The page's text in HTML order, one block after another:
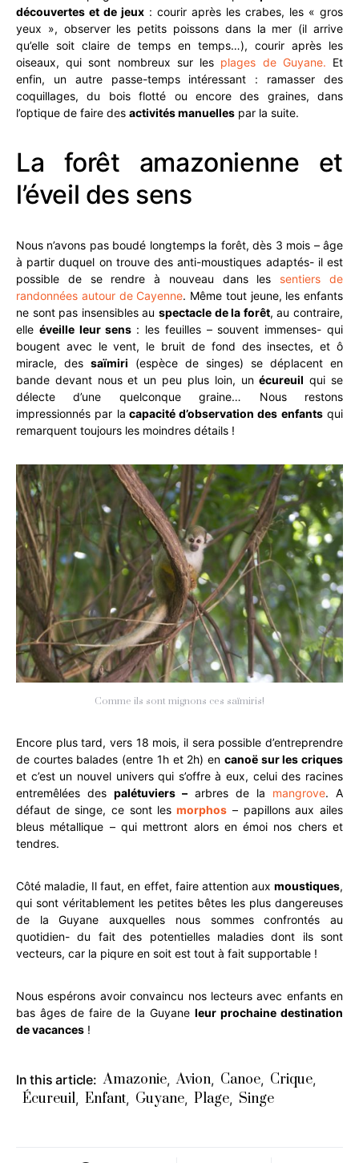
découvertes et de jeux : courir après les crabes, les « gros
yeux », observer les petits poissons dans la mer (il arrive
qu’elle soit claire de temps en temps…), courir après les
oiseaux, qui sont nombreux sur les plages de Guyane. Et
enfin, un autre passe-temps intéressant : ramasser des
coquillages, du bois flotté ou encore des graines, dans
l’optique de faire des activités manuelles par la suite.
La forêt amazonienne et
l’éveil des sens
Nous n’avons pas boudé longtemps la forêt, dès 3 mois – âge
à partir duquel on trouve des anti-moustiques adaptés- il est
possible de se rendre à nouveau dans les sentiers de
randonnées autour de Cayenne. Même tout jeune, les enfants
ne sont pas insensibles au spectacle de la forêt, au contraire,
elle éveille leur sens : les feuilles – souvent immenses- qui
bougent avec le vent, le bruit de fond des insectes, et ô
miracle, des saïmiri (espèce de singes) se déplacent en
bande devant nous et un peu plus loin, unécureuil qui se
délecte d’une quelconque graine… Nous restons
impressionnés par la capacité d’observation des enfantsqui
remarquent toujours les moindres détails !
Comme ils sont mignons ces saïmiris!
Encore plus tard, vers 18 mois, il sera possible d’entreprendre
de courtes balades (entre 1h et 2h) en canoë sur les criques
et c’est un nouvel univers qui s’offre à eux, celui des racines
entremêlées des palétuviers – arbres de la mangrove. A
défaut de singe, ce sont les morphos – papillons aux ailes
bleus métallique – qui mettront alors en émoi nos chers et
tendres.
Côté maladie, Il faut, en effet, faire attention aux moustiques,
qui sont véritablement les petites bêtes les plus dangereuses
de la Guyane auxquelles nous sommes confrontés au
quotidien- du fait des potentielles maladies dont ils sont
vecteurs, car la piqure en soit est tout à fait supportable !
Nous espérons avoir convaincu nos lecteurs avec enfants en
bas âges de faire de la Guyane leur prochaine destination
de vacances !
In this article: Amazonie, Avion, Canoe, Crique,
Écureuil, Enfant, Guyane, Plage, Singe